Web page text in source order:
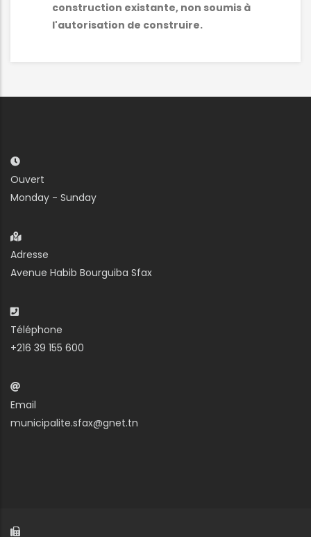
construction existante, non soumis à
l'autorisation de construire.
Ouvert
Monday - Sunday
Adresse
Avenue Habib Bourguiba Sfax
Téléphone
+216 39 155 600
Email
municipalite.sfax@gnet.tn